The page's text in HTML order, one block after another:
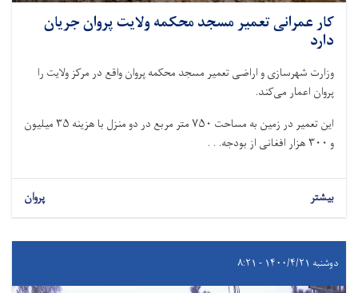
کار عمرانی تعمیر مسجد محکمه ولایت پروان جریان
دارد
وزارت شهرسازی و اراضی تعمیر مسجد محکمه پروان واقع در مرکز ولایت را
پروان اعمار می‌کند.
این تعمیر در زمین به مساحت ۷۵۰ متر مربع در دو منزل با هزینه ۳۵ میلیون
و ۳۰۰ هزار افغانی از بودجه. . .
بیشتر پروان
دوشنبه ۱۴۰۰/۴/۲۱ - ۸:۲۱